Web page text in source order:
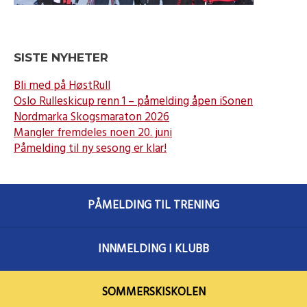
SISTE NYHETER
Bli med på HøstRull
Oslo Rulleskicup renn 1 – påmelding åpen iSonen
Nordmarka Skogsmaraton 2026
Mangler fremdeles noen 20. juni
Påmelding til ny sesong er klar!
PÅMELDING TIL TRENING
INNMELDING I KLUBB
SOMMERSKISKOLEN